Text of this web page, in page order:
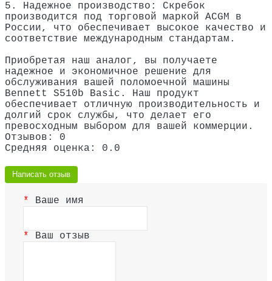
5. Надежное производство: Скребок
производится под торговой маркой ACGM в
России, что обеспечивает высокое качество и
соответствие международным стандартам.
Приобретая наш аналог, вы получаете
надежное и экономичное решение для
обслуживания вашей поломоечной машины
Bennett S510b Basic. Наш продукт
обеспечивает отличную производительность и
долгий срок службы, что делает его
превосходным выбором для вашей коммерции.
Отзывов: 0
Средняя оценка: 0.0
Написать отзыв
Ваше имя
Ваш отзыв